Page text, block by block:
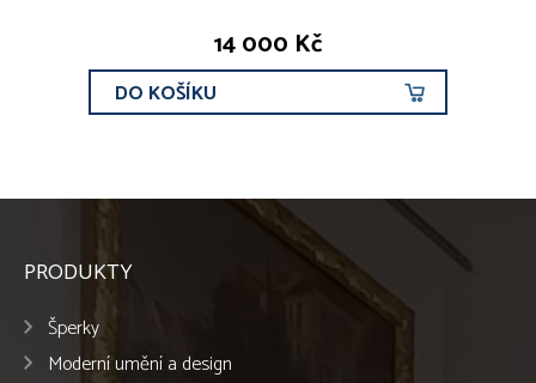
14 000 Kč
DO KOŠÍKU
PRODUKTY
Šperky
Moderní umění a design